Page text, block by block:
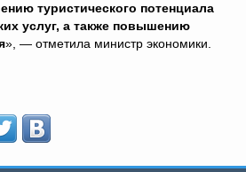
туристического потенциала
услуг, а также повышению
», — отметила министр экономики.